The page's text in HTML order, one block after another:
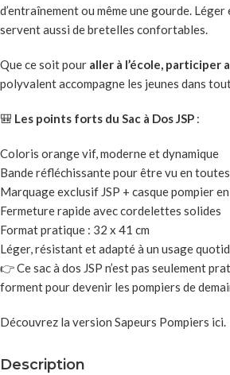
d’entraînement ou même une gourde.
servent aussi de bretelles confortables.
Que ce soit pour aller à l’école,
polyvalent accompagne les jeunes dans
🎒 Les points forts du Sac à Dos JSP :
Coloris orange vif, moderne et dynamique
Bande réfléchissante pour être vu en
Marquage exclusif JSP + casque pompier
Fermeture rapide avec cordelettes solides
Format pratique : 32 x 41 cm
Léger, résistant et adapté à un usage
👉 Ce sac à dos JSP n’est pas seulement
forment pour devenir les pompiers de
Découvrez la version Sapeurs Pompiers ici.
Description